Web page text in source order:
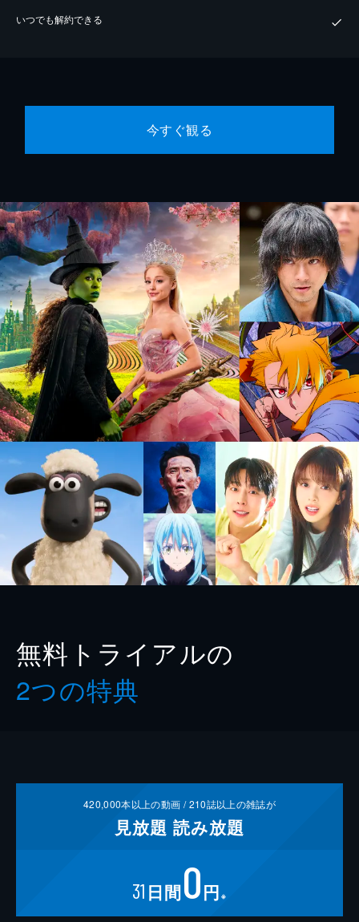
いつでも解約できる
今すぐ観る
無料トライアルの
2つの特典
420,000本以上の動画 /210誌以上の雑誌が
見放題 読み放題
31 日間0円 ※